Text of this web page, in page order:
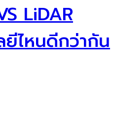
LiDAR
ยีไหนดีกว่ากัน